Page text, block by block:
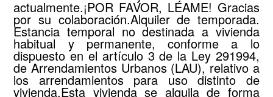
actualmente.¡POR FAVOR, LÉAME! Gracias
por su colaboración.Alquiler de temporada.
Estancia temporal no destinada a vivienda
habitual y permanente, conforme a lo
dispuesto en el artículo 3 de la Ley 291994,
de Arrendamientos Urbanos (LAU), relativo a
los arrendamientos para uso distinto de
vivienda.Esta vivienda se alquila de forma